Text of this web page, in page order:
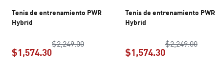
Tenis de entrenamiento PWR
Hybrid
$2,249.00precio original $2,249.00
$1,574.30
Tenis de entrenamiento PWR
Hybrid
$2,249.00
$1,574.30